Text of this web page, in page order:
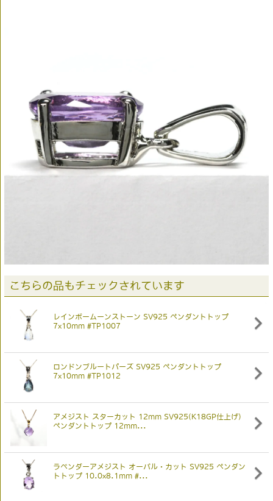
こちらの品もチェックされています
レインボームーンストーン SV925 ペンダントトップ
7x10mm #TP1007
ロンドンブルートパーズ SV925 ペンダントトップ
7x10mm #TP1012
アメジスト スターカット 12mm SV925(K18GP仕上げ)
ペンダントトップ 12mm...
ラベンダーアメジスト オーバル・カット SV925 ペンダン
トトップ 10.0x8.1mm #...